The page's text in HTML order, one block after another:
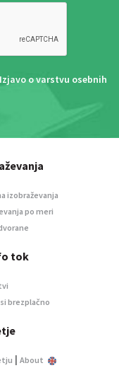
Izjavo o varstvu osebnih
izobraževanja
po meri
tok
brezplačno
| About